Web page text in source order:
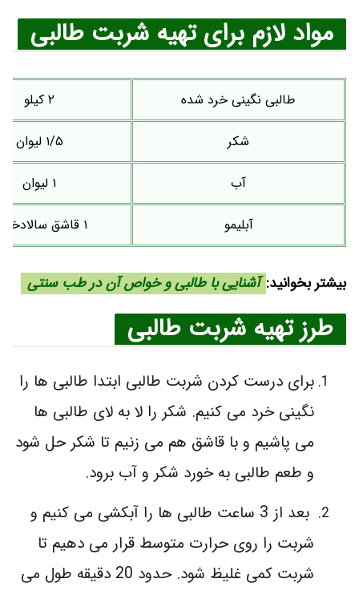
مواد لازم برای تهیه شربت طالبی
طالبی نگینی خرد شده ۲ کیلو
شکر ۱/۵ لیوان
آب ۱ لیوان
آبلیمو ۱ قاشق سالادخوری
بیشتر بخوانید: آشنایی با طالبی و خواص آن در طب سنتی
طرز تهیه شربت طالبی
برای درست کردن شربت طالبی ابتدا طالبی ها را
نگینی خرد می کنیم. شکر را لا به لای طالبی ها
می پاشیم و با قاشق هم می زنیم تا شکر حل شود
و طعم طالبی به خورد شکر و آب برود.
بعد از 3 ساعت طالبی ها را آبکشی می کنیم و
شربت را روی حرارت متوسط قرار می دهیم تا
شربت کمی غلیظ شود. حدود 20 دقیقه طول می